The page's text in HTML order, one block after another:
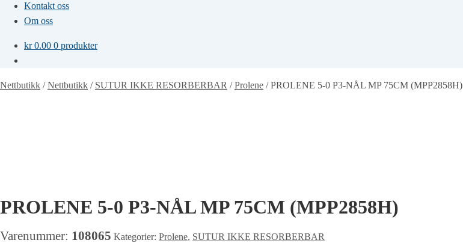
Kontakt oss
Om oss
kr0.00 0 produkter
Nettbutikk /Nettbutikk / SUTUR IKKE RESORBERBAR /Prolene /PROLENE 5-0 P3-NÅL MP 75CM (MPP2858H)
PROLENE 5-0 P3-NÅL MP 75CM (MPP2858H)
Varenummer: 108065 Kategorier: Prolene, SUTUR IKKE RESORBERBAR